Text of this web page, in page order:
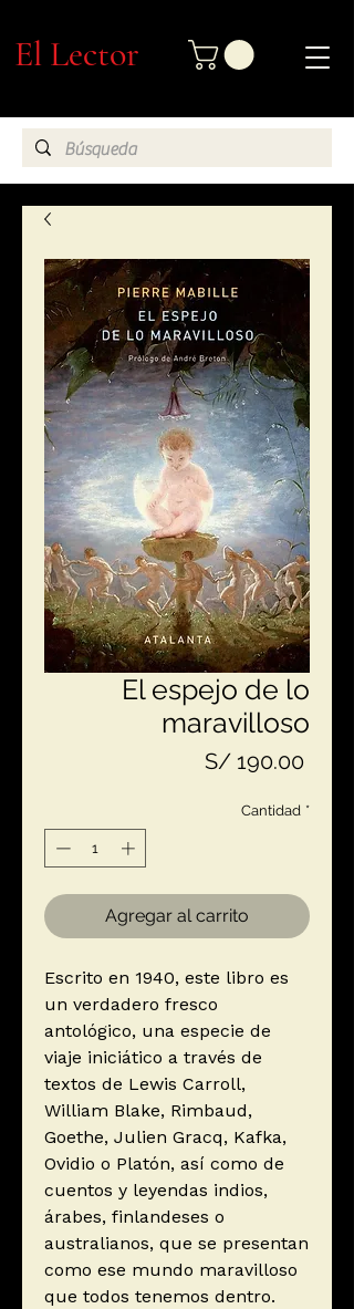
El Lector
El espejo de lo
maravilloso
S/ 190.00Precio
Cantidad *
Agregar al carrito
Escrito en 1940, este libro es
un verdadero fresco
antológico, una especie de
viaje iniciático a través de
textos de Lewis Carroll,
William Blake, Rimbaud,
Goethe, Julien Gracq, Kafka,
Ovidio o Platón, así como de
cuentos y leyendas indios,
árabes, finlandeses o
australianos, que se presentan
como ese mundo maravilloso
que todos tenemos dentro.